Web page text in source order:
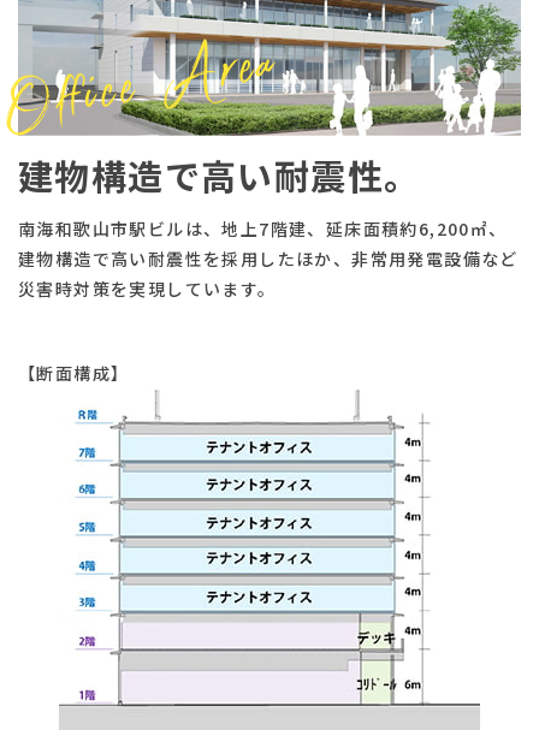
建物構造で高い耐震性。
南海和歌山市駅ビルは、地上7階建、延床面積約6,200㎡、
建物構造で高い耐震性を採用したほか、非常用発電設備など
災害時対策を実現しています。
【断面構成】